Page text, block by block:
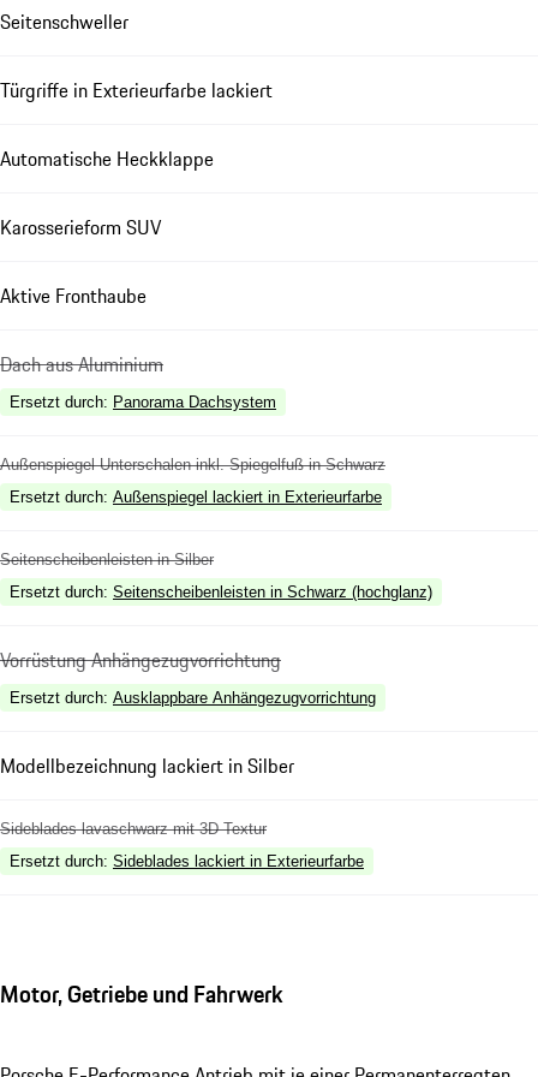
Seitenschweller
Türgriffe in Exterieurfarbe lackiert
Automatische Heckklappe
Karosserieform SUV
Aktive Fronthaube
Dach aus Aluminium
Ersetzt durch: Panorama Dachsystem
Außenspiegel Unterschalen inkl. Spiegelfuß in Schwarz
Ersetzt durch: Außenspiegel lackiert in Exterieurfarbe
Seitenscheibenleisten in Silber
Ersetzt durch: Seitenscheibenleisten in Schwarz (hochglanz)
Vorrüstung Anhängezugvorrichtung
Ersetzt durch: Ausklappbare Anhängezugvorrichtung
Modellbezeichnung lackiert in Silber
Sideblades lavaschwarz mit 3D Textur
Ersetzt durch: Sideblades lackiert in Exterieurfarbe
Motor, Getriebe und Fahrwerk